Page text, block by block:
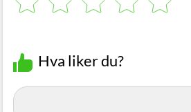
Hva liker du?